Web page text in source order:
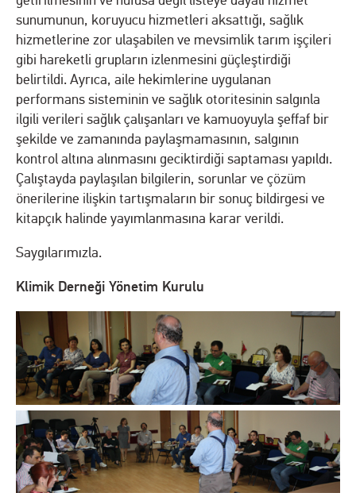
sunumunun, koruyucu hizmetleri aksattığı, sağlık
hizmetlerine zor ulaşabilen ve mevsimlik tarım işçileri
gibi hareketli grupların izlenmesini güçleştirdiği
belirtildi. Ayrıca, aile hekimlerine uygulanan
performans sisteminin ve sağlık otoritesinin salgınla
ilgili verileri sağlık çalışanları ve kamuoyuyla şeffaf bir
şekilde ve zamanında paylaşmamasının, salgının
kontrol altına alınmasını geciktirdiği saptaması yapıldı.
Çalıştayda paylaşılan bilgilerin, sorunlar ve çözüm
önerilerine ilişkin tartışmaların bir sonuç bildirgesi ve
kitapçık halinde yayımlanmasına karar verildi.
Saygılarımızla.
Klimik Derneği Yönetim Kurulu